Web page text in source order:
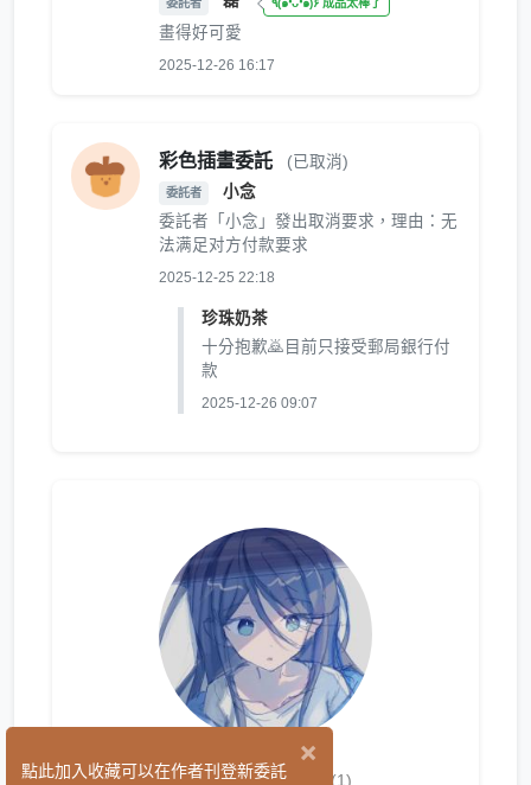
畫得好可愛
2025-12-26 16:17
彩色插畫委託 (已取消)
委託者
小念
委託者「小念」發出取消要求，理由：无
法满足对方付款要求
2025-12-25 22:18
珍珠奶茶
十分抱歉🙇目前只接受郵局銀行付
款
2025-12-26 09:07
珍珠奶茶 (1)
×
點此加入收藏可以在作者刊登新委託